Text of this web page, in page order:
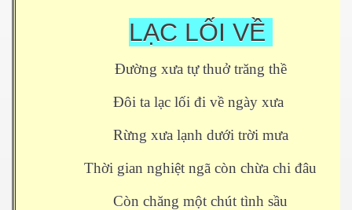
LẠC LỐI VỀ
Đường xưa tự thuở trăng thề
Đôi ta lạc lối đi về ngày xưa
Rừng xưa lạnh dưới trời mưa
Thời gian nghiệt ngã còn chừa chi đâu
Còn chăng một chút tình sầu